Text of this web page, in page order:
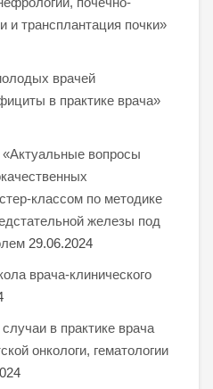
и трансплантация почки»
врачей
в практике врача»
вопросы
классом по методике
железы под
29.06.2024
врача-клинического
в практике врача
онкологи, гематологии